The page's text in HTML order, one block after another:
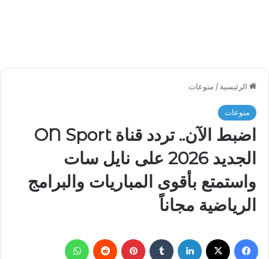
الرئيسية / منوعات
منوعات
اضبط الآن.. تردد قناة ON Sport
الجديد 2026 على نايل سات
واستمتع بأقوى المباريات والبرامج
الرياضية مجاناً
فيسبوك لينكدإن بينتيريست